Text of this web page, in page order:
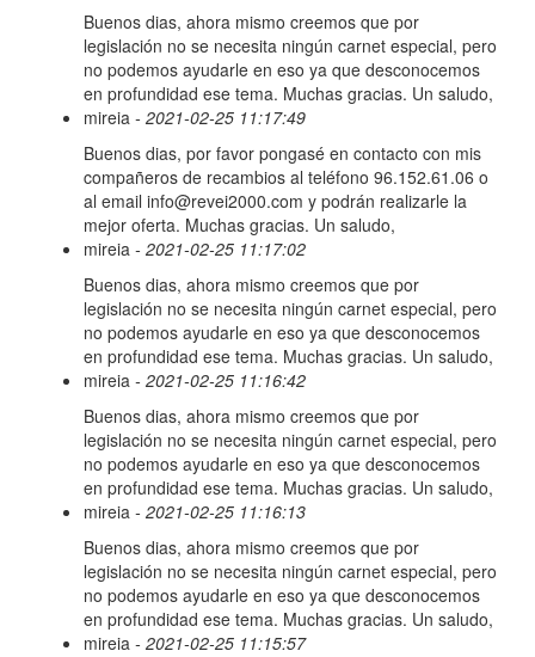
Buenos dias, ahora mismo creemos que por
legislación no se necesita ningún carnet especial, pero
no podemos ayudarle en eso ya que desconocemos
en profundidad ese tema. Muchas gracias. Un saludo,
mireia - 2021-02-25 11:17:49
Buenos dias, por favor pongasé en contacto con mis
compañeros de recambios al teléfono 96.152.61.06 o
al email info@revei2000.com y podrán realizarle la
mejor oferta. Muchas gracias. Un saludo,
mireia - 2021-02-25 11:17:02
Buenos dias, ahora mismo creemos que por
legislación no se necesita ningún carnet especial, pero
no podemos ayudarle en eso ya que desconocemos
en profundidad ese tema. Muchas gracias. Un saludo,
mireia - 2021-02-25 11:16:42
Buenos dias, ahora mismo creemos que por
legislación no se necesita ningún carnet especial, pero
no podemos ayudarle en eso ya que desconocemos
en profundidad ese tema. Muchas gracias. Un saludo,
mireia - 2021-02-25 11:16:13
Buenos dias, ahora mismo creemos que por
legislación no se necesita ningún carnet especial, pero
no podemos ayudarle en eso ya que desconocemos
en profundidad ese tema. Muchas gracias. Un saludo,
mireia - 2021-02-25 11:15:57